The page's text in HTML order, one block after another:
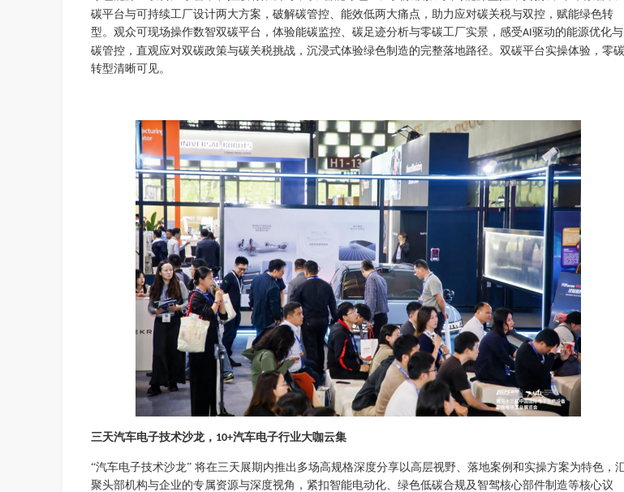
碳平台与可持续工厂设计两大方案，破解碳管控、能效低两大痛点，助力应对碳关税与双控，赋能绿色转
型。观众可现场操作数智双碳平台，体验能碳监控、碳足迹分析与零碳工厂实景，感受AI驱动的能源优化与
碳管控，直观应对双碳政策与碳关税挑战，沉浸式体验绿色制造的完整落地路径。双碳平台实操体验，零碳
转型清晰可见。
三天汽车电子技术沙龙， 10+汽车电子行业大咖云集
“汽车电子技术沙龙” 将在三天展期内推出多场高规格深度分享以高层视野、落地案例和实操方案为特色，
聚头部机构与企业的专属资源与深度视角，紧扣智能电动化、绿色低碳合规及智驾核心部件制造等核心议